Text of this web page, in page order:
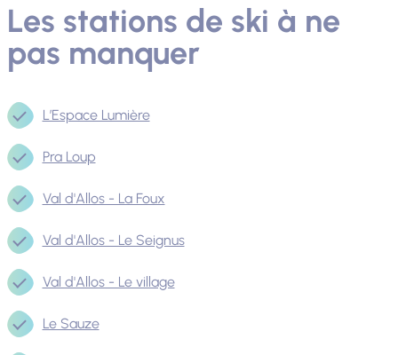
Les stations de ski à ne
pas manquer
L’Espace Lumière
Pra Loup
Val d'Allos - La Foux
Val d'Allos - Le Seignus
Val d'Allos - Le village
Le Sauze